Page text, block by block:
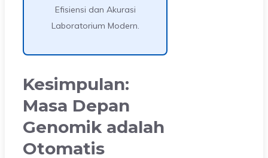
Efisiensi dan Akurasi
Laboratorium Modern.
Kesimpulan:
Masa Depan
Genomik adalah
Otomatis